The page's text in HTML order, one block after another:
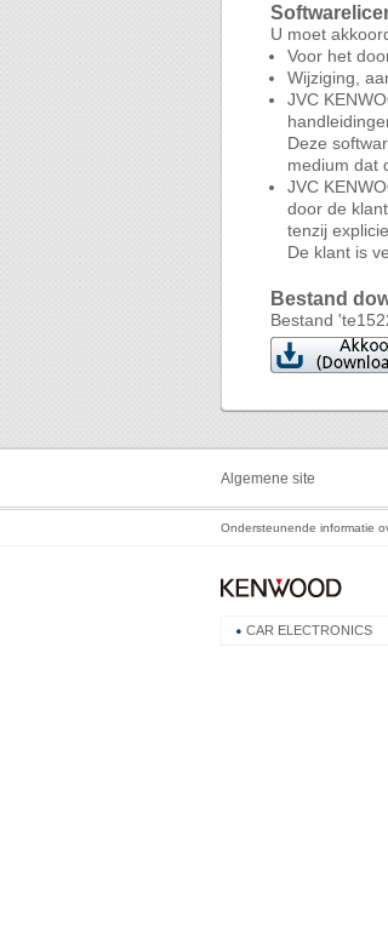
U moet
Voor het
Wijziging,
JVC
Deze
medium dat
JVC
door de
tenzij
De klant is
Bestand
Bestand
Algemene site
Ondersteunende informatie
CAR ELECTRONICS